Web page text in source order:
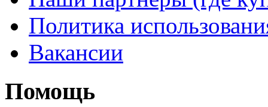
Политика
Вакансии
Помощь